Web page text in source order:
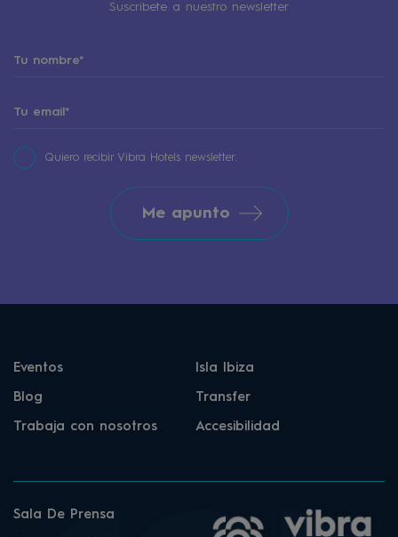
Suscribete a nuestro newsletter
Quiero recibir Vibra Hotels newsletter.
Me apunto
Eventos Isla Ibiza
Blog Transfer
Trabaja con nosotros Accesibilidad
Sala De Prensa